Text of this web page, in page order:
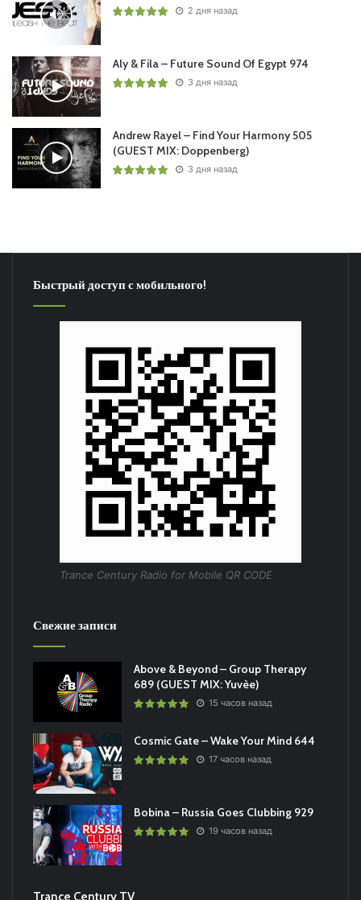
Понравился выпуск?
Пользовательская оценка:
2 дня назад
Aly & Fila – Future Sound Of Egypt 974
3 дня назад
Andrew Rayel – Find Your Harmony 505
(GUEST MIX: Doppenberg)
3 дня назад
Быстрый доступ с мобильного!
Trance Century Radio for Mobile QR CODE
Свежие записи
Above & Beyond – Group Therapy
689 (GUEST MIX: Yuvèe)
15 часов назад
Cosmic Gate – Wake Your Mind 644
17 часов назад
Bobina – Russia Goes Clubbing 929
19 часов назад
Trance Century TV